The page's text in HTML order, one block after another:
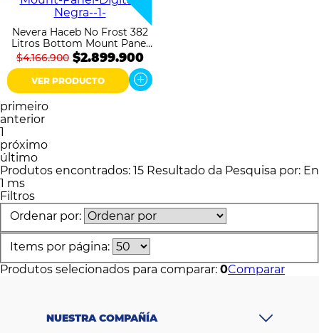
Nevera Haceb No Frost 382
Litros Bottom Mount Panel
Digital Negra
$4.166.900 $2.899.900
VER PRODUCTO
primeiro
anterior
1
próximo
último
Produtos encontrados: 15 Resultado da Pesquisa por: En
1 ms
Filtros
Ordenar por:
Items por página:
Produtos selecionados para comparar: 0Comparar
NUESTRA COMPAÑÍA